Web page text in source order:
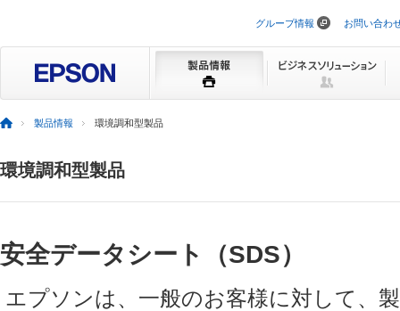
ビ
ョ
グループ情報 お問い合わ
製品情報 環境調和型製品
環境調和型製品
安全データシート（SDS）
エプソンは、一般のお客様に対して、